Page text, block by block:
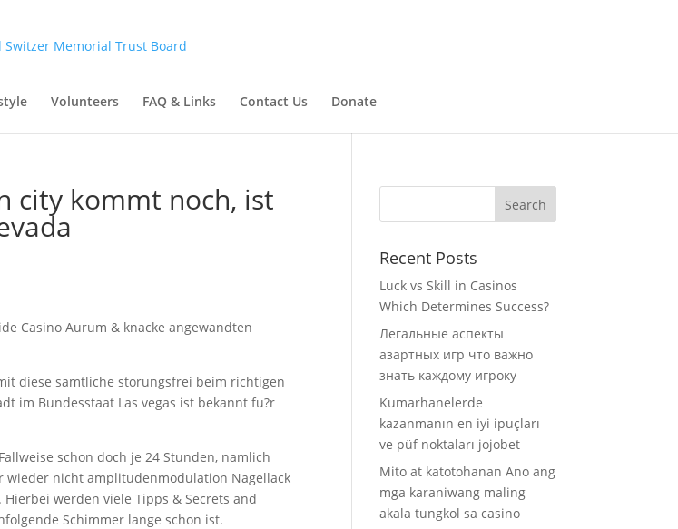
Volunteers FAQ & Links Contact Us Donate
city kommt noch, ist
Casino Aurum & knacke angewandten
diese samtliche storungsfrei beim richtigen
im Bundesstaat Las vegas ist bekannt fu?r
schon doch je 24 Stunden, namlich
nicht amplitudenmodulation Nagellack
werden viele Tipps & Secrets and
Schimmer lange schon ist.
Recent Posts
Luck vs Skill in Casinos
Which Determines Success?
Легальные аспекты
азартных игр что важно
знать каждому игроку
Kumarhanelerde
kazanmanın en iyi ipuçları
ve püf noktaları jojobet
Mito at katotohanan Ano ang
mga karaniwang maling
akala tungkol sa casino